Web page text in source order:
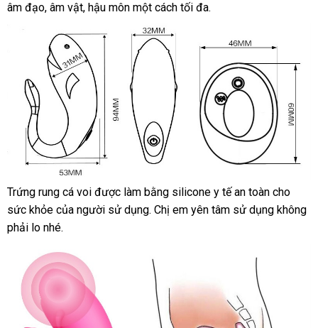
âm đạocung
, âm vậtnội
, hậu môn một cách tối đa.
Trứng rung cá voi quà
tặng
được làm bằng silicone y tế an toàn cho
sức khỏe gần
nhất
của người sử dụngmini
. Chị em yên tâm sử dụng không
phải lo xách
nhé.